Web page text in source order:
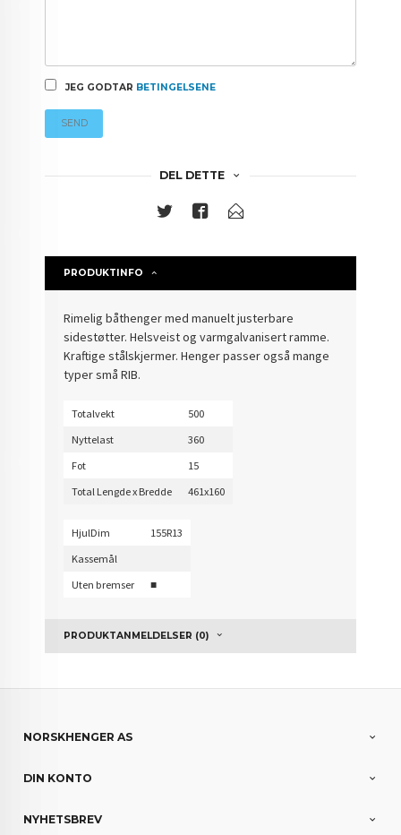
JEG GODTAR BETINGELSENE
SEND
DEL DETTE
PRODUKTINFO
Rimelig båthenger med manuelt justerbare
sidestøtter. Helsveist og varmgalvanisert ramme.
Kraftige stålskjermer. Henger passer også mange
typer små RIB.
Totalvekt
500
Nyttelast
360
Fot
15
Total Lengde x Bredde
461x160
HjulDim
155R13
Kassemål
Uten bremser
■
PRODUKTANMELDELSER (0)
NORSKHENGER AS
DIN KONTO
NYHETSBREV